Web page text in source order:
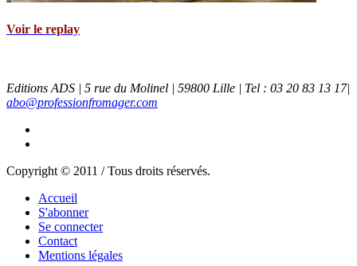
Voir le replay
Editions ADS | 5 rue du Molinel | 59800 Lille | Tel : 03 20 83 13 17|
abo@professionfromager.com
Copyright © 2011 / Tous droits réservés.
Accueil
S'abonner
Se connecter
Contact
Mentions légales